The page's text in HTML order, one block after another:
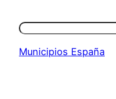
Buscar
Municipios España